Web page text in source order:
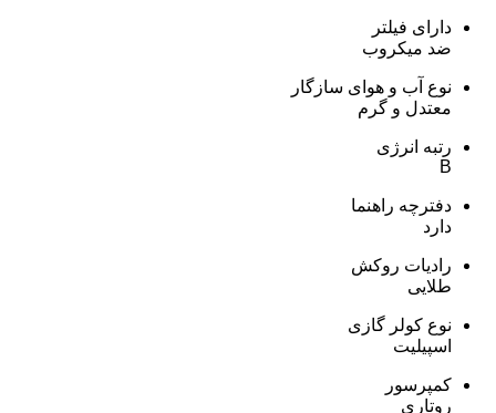
دارای فیلتر
ضد میکروب
نوع آب و هوای سازگار
معتدل و گرم
رتبه انرژی
B
دفترچه راهنما
دارد
رادیات روکش
طلایی
نوع کولر گازی
اسپیلیت
کمپرسور
روتاری